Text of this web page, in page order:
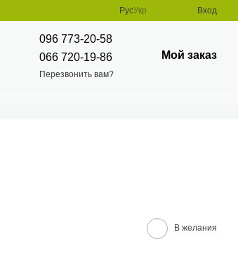
РусУкр Вход
096 773-20-58
066 720-19-86
Перезвонить вам?
Мой заказ
В желания